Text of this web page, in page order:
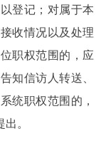
登记；对属于本
收情况以及处理
职权范围的，应
知信访人转送、
统职权范围的，
。